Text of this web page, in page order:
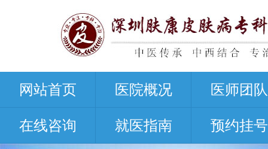
网站首页 医院概况 医师团队
在线咨询 就医指南 预约挂号